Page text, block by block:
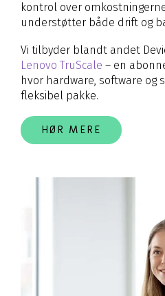
kontrol over
understøtter både drift og
Vi tilbyder blandt andet
Lenovo TruScale – en
hvor hardware, software og
fleksibel pakke.
HØR MERE